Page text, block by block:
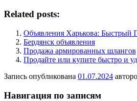
Related posts:
Объявления Харькова: Быстрый
Бердянск объявления
Продажа армированных шлангов
Продайте или купите быстро и
Запись опубликована 01.07.2024
Навигация по записям